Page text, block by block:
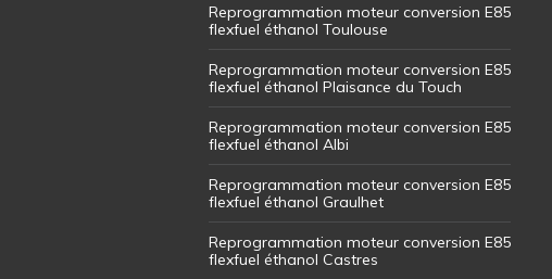
Reprogrammation moteur conversion E85
flexfuel éthanol Toulouse
Reprogrammation moteur conversion E85
flexfuel éthanol Plaisance du Touch
Reprogrammation moteur conversion E85
flexfuel éthanol Albi
Reprogrammation moteur conversion E85
flexfuel éthanol Graulhet
Reprogrammation moteur conversion E85
flexfuel éthanol Castres